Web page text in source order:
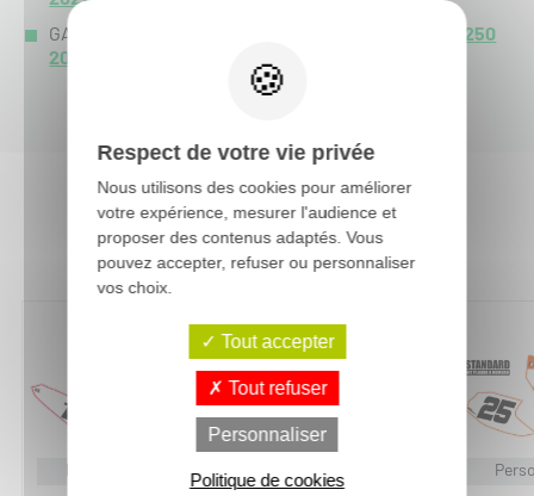
GASGAS MC 250 :
MC 250
2021
Vous aimerez aussi :
Personnalisable
Personnalisable
Respect de votre vie privée
Nous utilisons des cookies pour améliorer
votre expérience, mesurer l'audience et
proposer des contenus adaptés. Vous
pouvez accepter, refuser ou personnaliser
vos choix.
Tout accepter
Tout refuser
Personnaliser
Politique de cookies